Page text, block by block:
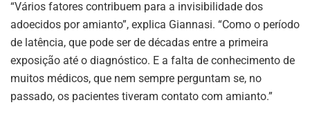
“Vários fatores contribuem para a invisibilidade dos
adoecidos por amianto”, explica Giannasi. “Como o período
de latência, que pode ser de décadas entre a primeira
exposição até o diagnóstico. E a falta de conhecimento de
muitos médicos, que nem sempre perguntam se, no
passado, os pacientes tiveram contato com amianto.”